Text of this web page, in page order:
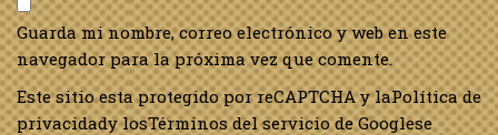
Guarda mi nombre, correo electrónico y web en este
navegador para la próxima vez que comente.
Este sitio esta protegido por reCAPTCHA y laPolítica de
privacidady losTérminos del servicio de Googlese